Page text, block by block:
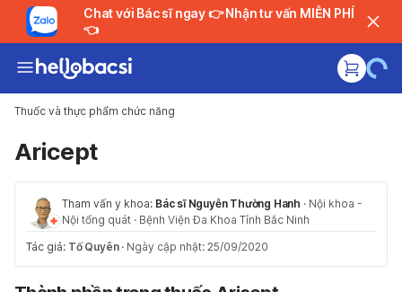
Chat với Bác sĩ ngay 👉 Nhận tư vấn MIỄN PHÍ
👈
Thuốc và thực phẩm chức năng
Aricept
Tham vấn y khoa: Bác sĩ Nguyễn Thường Hanh · Nội khoa -
Nội tổng quát · Bệnh Viện Đa Khoa Tỉnh Bắc Ninh
Tác giả: Tố Quyên · Ngày cập nhật: 25/09/2020